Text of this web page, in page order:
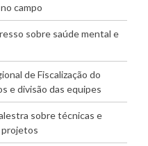
campo
sobre saúde mental e
de Fiscalização do
e divisão das equipes
sobre técnicas e
projetos